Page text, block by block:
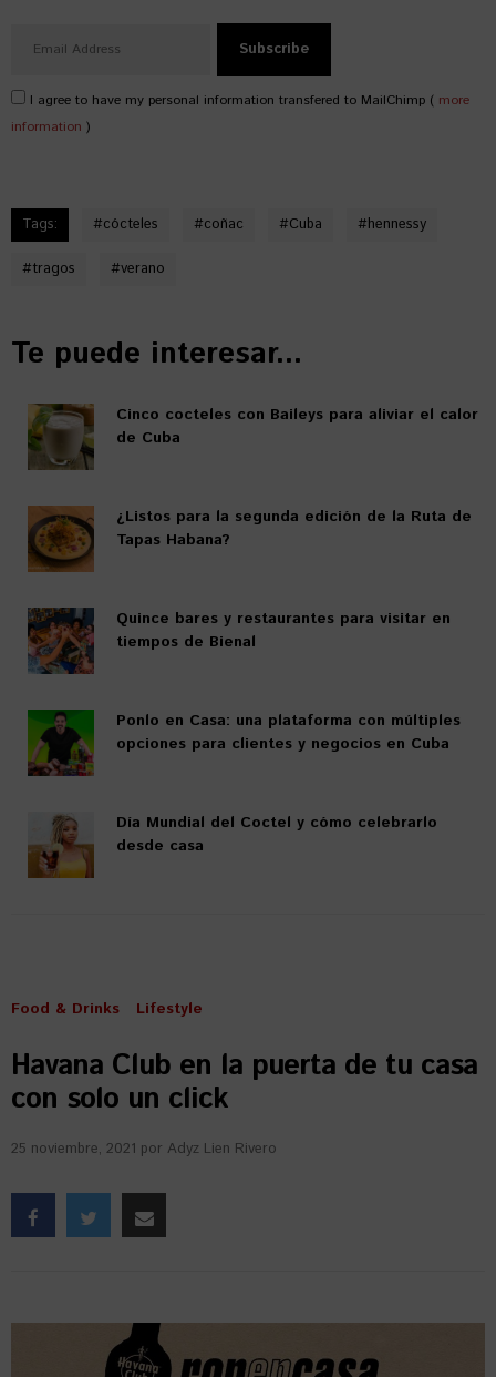
I agree to have my personal information transfered to MailChimp ( more
information )
Tags: #cócteles #coñac #Cuba #hennessy
#tragos #verano
Te puede interesar...
Cinco cocteles con Baileys para aliviar el calor
de Cuba
¿Listos para la segunda edición de la Ruta de
Tapas Habana?
Quince bares y restaurantes para visitar en
tiempos de Bienal
Ponlo en Casa: una plataforma con múltiples
opciones para clientes y negocios en Cuba
Día Mundial del Coctel y cómo celebrarlo
desde casa
Food & Drinks Lifestyle
Havana Club en la puerta de tu casa
con solo un click
25 noviembre, 2021 por Adyz Lien Rivero